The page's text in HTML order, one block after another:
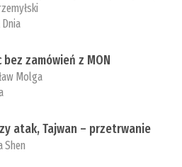
bez zamówień z MON
Molga
atak, Tajwan – przetrwanie
Shen